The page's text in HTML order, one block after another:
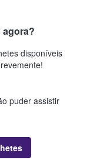
agora?
disponíveis
puder assistir